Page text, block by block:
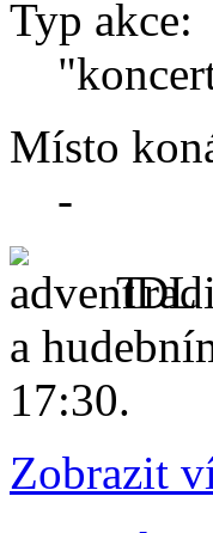
Typ akce:
Místo
-
a
17:30.
Zobrazit